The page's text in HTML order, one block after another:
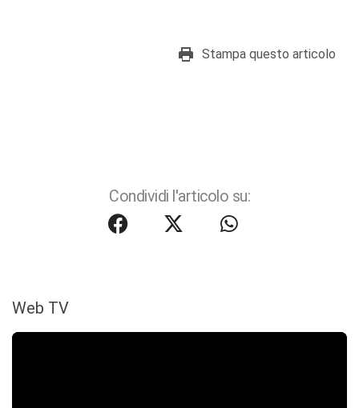
Stampa questo articolo
Condividi l'articolo su:
Web TV